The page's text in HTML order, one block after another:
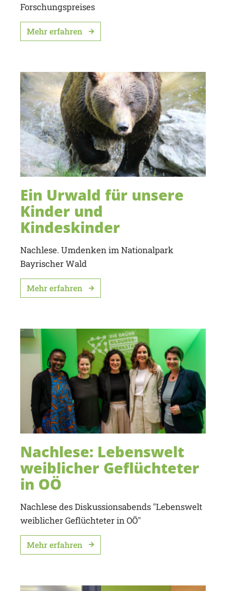
Forschungspreises
Mehr erfahren
Ein Urwald für unsere
Kinder und
Kindeskinder
Nachlese. Umdenken im Nationalpark
Bayrischer Wald
Mehr erfahren
Nachlese: Lebenswelt
weiblicher Geflüchteter
in OÖ
Nachlese des Diskussionsabends "Lebenswelt
weiblicher Geflüchteter in OÖ"
Mehr erfahren